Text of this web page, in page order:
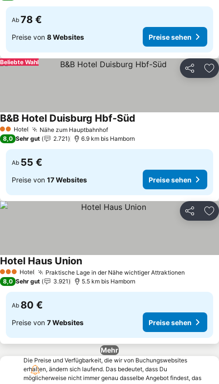
Ab 78 €
Preise von 8 Websites Preise sehen
Teilen
Beliebte Wahl
2 Sterne
Hotel Nähe zum HauptbahnhofPreise sehen
B&B Hotel Duisburg Hbf-Süd
8,0 Sehr gut 2.721 6.9 km bis Hamborn
Ab 55 €
Preise von 17 Websites Preise sehen
Teilen
3 SterneHotel Praktische Lage in der Nähe wichtiger Attraktionen
Hotel Haus UnionPreise sehen
8,0 Sehr gut 3.921 5.5 km bis Hamborn
Ab 80 €
Preise von 7 Websites Preise sehen
Mehr
Die Preise und Verfügbarkeit, die wir von Buchungswebsites
erhalten, ändern sich laufend. Das bedeutet, dass Du
möglicherweise nicht immer genau dasselbe Angebot findest, das